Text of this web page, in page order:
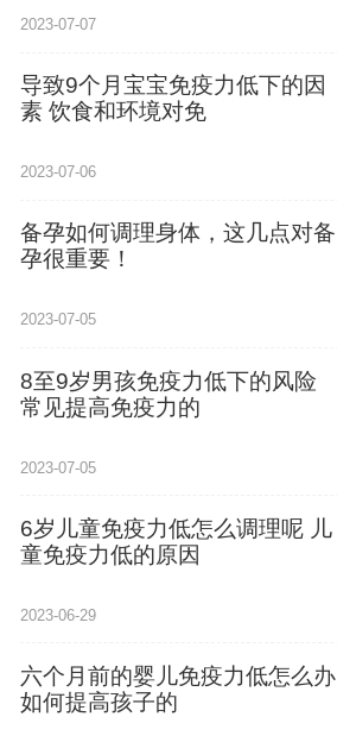
2023-07-07
导致9个月宝宝免疫力低下的因
素 饮食和环境对免
2023-07-06
备孕如何调理身体，这几点对备
孕很重要！
2023-07-05
8至9岁男孩免疫力低下的风险
常见提高免疫力的
2023-07-05
6岁儿童免疫力低怎么调理呢 儿
童免疫力低的原因
2023-06-29
六个月前的婴儿免疫力低怎么办
如何提高孩子的